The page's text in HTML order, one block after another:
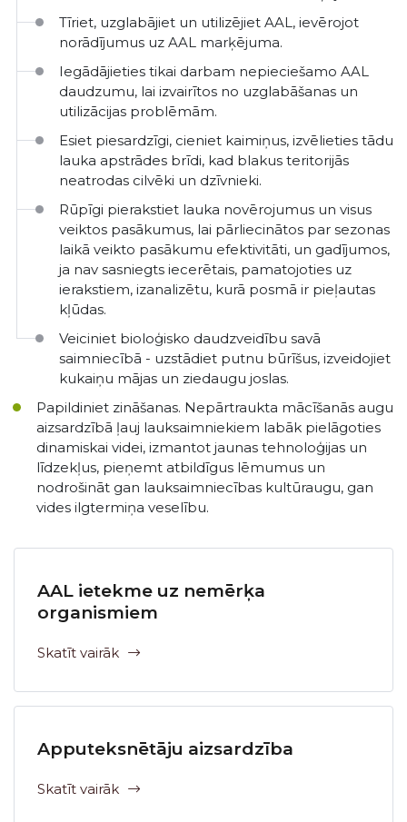
Tīriet, uzglabājiet un utilizējiet AAL, ievērojot
norādījumus uz AAL marķējuma.
Iegādājieties tikai darbam nepieciešamo AAL
daudzumu, lai izvairītos no uzglabāšanas un
utilizācijas problēmām.
Esiet piesardzīgi, cieniet kaimiņus, izvēlieties tādu
lauka apstrādes brīdi, kad blakus teritorijās
neatrodas cilvēki un dzīvnieki.
Rūpīgi pierakstiet lauka novērojumus un visus
veiktos pasākumus, lai pārliecinātos par sezonas
laikā veikto pasākumu efektivitāti, un gadījumos,
ja nav sasniegts iecerētais, pamatojoties uz
ierakstiem, izanalizētu, kurā posmā ir pieļautas
kļūdas.
Veiciniet bioloģisko daudzveidību savā
saimniecībā - uzstādiet putnu būrīšus, izveidojiet
kukaiņu mājas un ziedaugu joslas.
Papildiniet zināšanas. Nepārtraukta mācīšanās augu
aizsardzībā ļauj lauksaimniekiem labāk pielāgoties
dinamiskai videi, izmantot jaunas tehnoloģijas un
līdzekļus, pieņemt atbildīgus lēmumus un
nodrošināt gan lauksaimniecības kultūraugu, gan
vides ilgtermiņa veselību.
AAL ietekme uz nemērķa
organismiem
Skatīt vairāk
Apputeksnētāju aizsardzība
Skatīt vairāk